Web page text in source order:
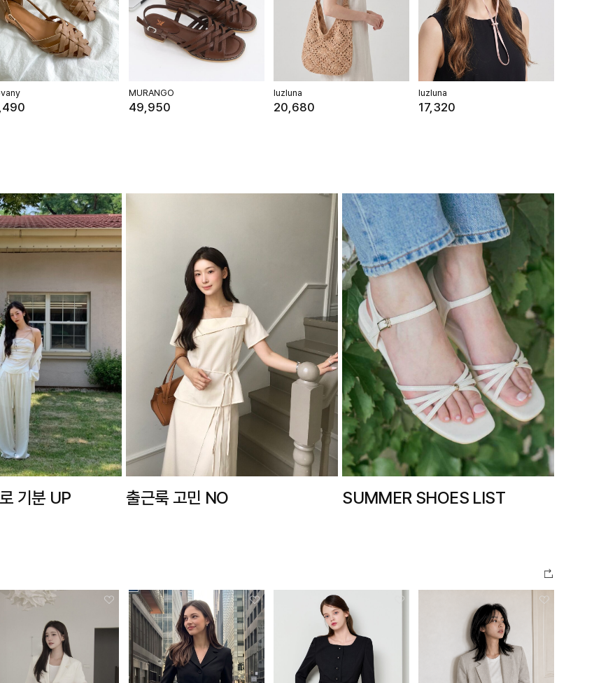
MURANGO
49,950
luzluna
20,680
luzluna
17,320
기분 UP 출근룩 고민 NO SUMMER SHOES LIST